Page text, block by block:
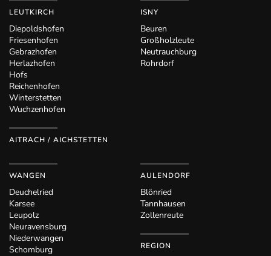
LEUTKIRCH
Diepoldshofen
Friesenhofen
Gebrazhofen
Herlazhofen
Hofs
Reichenhofen
Winterstetten
Wuchzenhofen
AITRACH / AICHSTETTEN
ISNY
Beuren
Großholzleute
Neutrauchburg
Rohrdorf
WANGEN
Deuchelried
Karsee
Leupolz
Neuravensburg
Niederwangen
Schomburg
AULENDORF
Blönried
Tannhausen
Zollenreute
REGION